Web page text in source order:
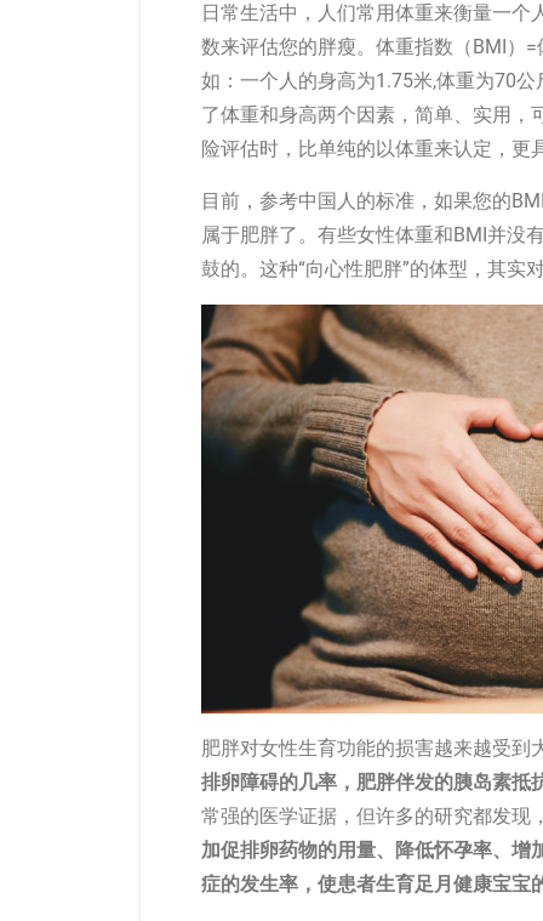
日常生活中，人们常用体重来衡量一
数来评估您的胖瘦。体重指数（BMI）
如：一个人的身高为1.75米,体重为70
了体重和身高两个因素，简单、实用
险评估时，比单纯的以体重来认定，更
目前，参考中国人的标准，如果您的
属于肥胖了。有些女性体重和BMI并没
鼓的。这种“向心性肥胖”的体型，其实
肥胖对女性生育功能的损害越来越受到
排卵障碍的几率，肥胖伴发的胰岛素抵
常强的医学证据，但许多的研究都发现
加促排卵药物的用量、降低怀孕率、
症的发生率，使患者生育足月健康宝宝